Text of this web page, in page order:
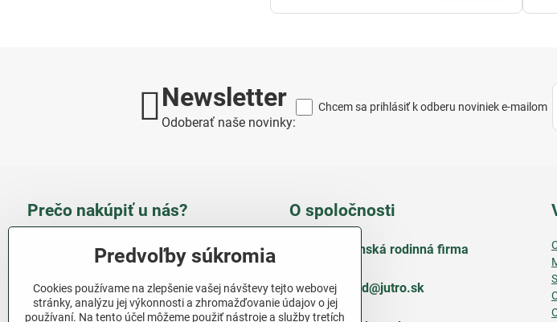
Newsletter
Odoberať naše novinky:
Chcem sa prihlásiť k odberu noviniek e-mailom
Prečo nakúpiť u nás?
Takmer 100 % spokojných
zákazníkov
Nízka cena produktov - ušetríte
O spoločnosti
Slovenská rodinná firma
obchod​@jutro​.sk
Predvoľby súkromia
Cookies používame na zlepšenie vašej návštevy tejto webovej
stránky, analýzu jej výkonnosti a zhromažďovanie údajov o jej
používaní. Na tento účel môžeme použiť nástroje a služby tretích